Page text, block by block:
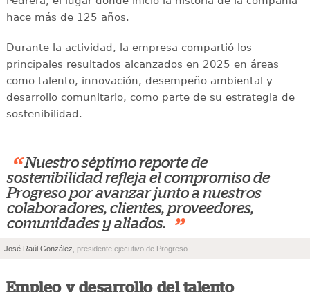
hace más de 125 años.
Durante la actividad, la empresa compartió los
principales resultados alcanzados en 2025 en áreas
como talento, innovación, desempeño ambiental y
desarrollo comunitario, como parte de su estrategia de
sostenibilidad.
“ Nuestro séptimo reporte de
sostenibilidad refleja el compromiso de
Progreso por avanzar junto a nuestros
colaboradores, clientes, proveedores,
comunidades y aliados.
”
José Raúl González , presidente ejecutivo de Progreso.
Empleo y desarrollo del talento